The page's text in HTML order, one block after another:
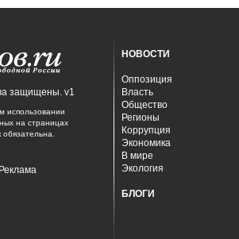
защищены. v1
использовании
на страницах
Реклама
НОВОСТИ
Оппозиция
Власть
Общество
Регионы
Коррупция
Экономика
В мире
Экология
БЛОГИ